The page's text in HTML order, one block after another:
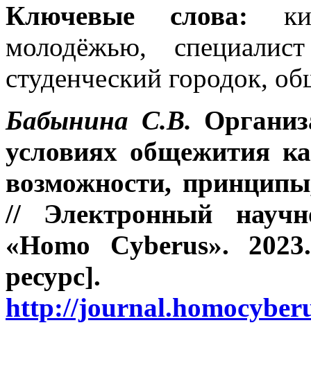
Ключевые
слова:
молодёжью,
студенческий городок,
Бабынина С.В.
условиях общежития
возможности,
// Электронный
«Homo Cyberus».
http://